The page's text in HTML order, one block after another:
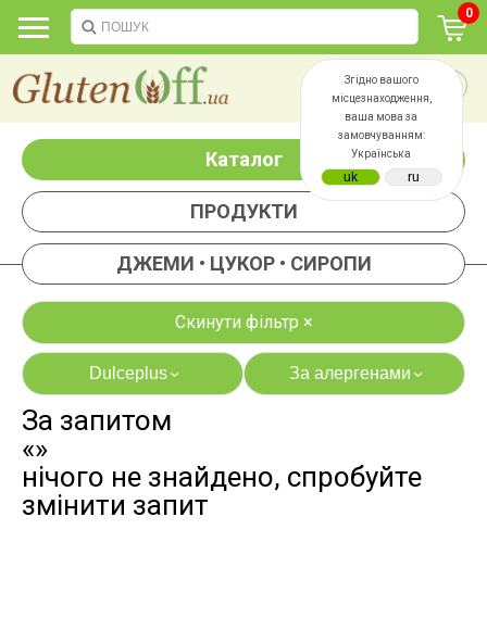
Згідно вашого
місцезнаходження,
ваша мова за
замовчуванням:
Українська
0
Каталог
ПРОДУКТИ
ДЖЕМИ • ЦУКОР • СИРОПИ
Скинути фільтр ×
Dulceplus› За алергенами›
яєць
дріжджів
За запитом
«»
нічого не знайдено, спробуйте
змінити запит